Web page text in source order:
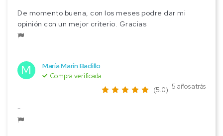
De momento buena, con los meses podre dar mi
opinión con un mejor criterio. Gracias
M María Marín Badillo
Compra verificada
(5.0) 5 años atrás
-